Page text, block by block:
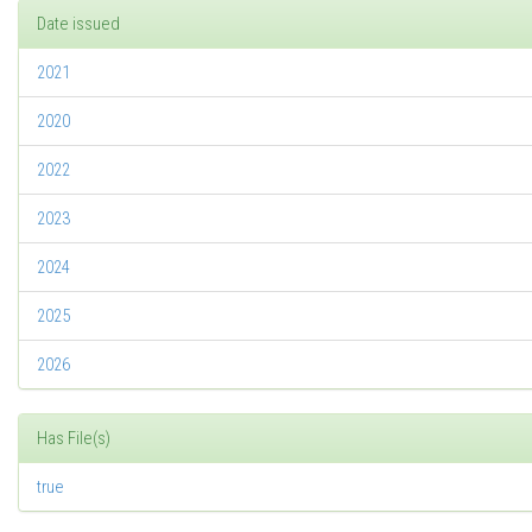
Date issued
2021
2020
2022
2023
2024
2025
2026
Has File(s)
true